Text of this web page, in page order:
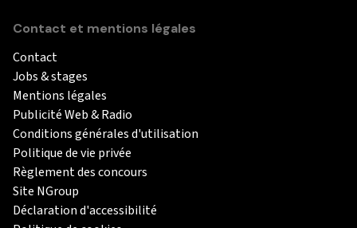
Contact et mentions légales
Contact
Jobs & stages
Mentions légales
Publicité Web & Radio
Conditions générales d'utilisation
Politique de vie privée
Règlement des concours
Site NGroup
Déclaration d'accessibilité